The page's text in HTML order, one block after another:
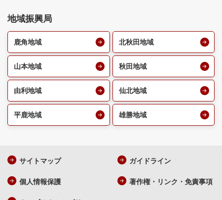
地域振興局
鹿角地域 北秋田地域
山本地域 秋田地域
由利地域 仙北地域
平鹿地域 雄勝地域
サイトマップ ガイドライン
個人情報保護 著作権・リンク・免責事項